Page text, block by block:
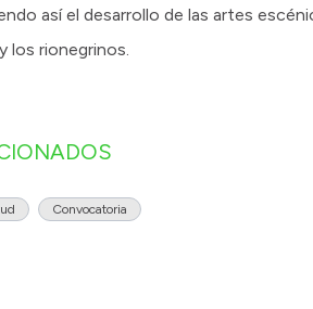
así el desarrollo de las artes
los rionegrinos.
Convocatoria